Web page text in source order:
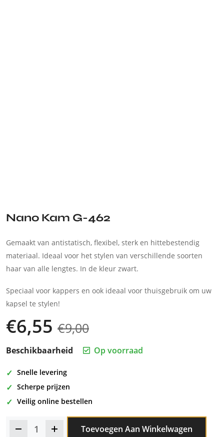
Nano Kam G-462
Gemaakt van antistatisch, flexibel, sterk en hittebestendig
materiaal. Ideaal voor het stylen van verschillende soorten
haar van alle lengtes. In de kleur zwart.
Speciaal voor kappers en ook ideaal voor thuisgebruik om uw
kapsel te stylen!
€6,55 €9,00
Beschikbaarheid Op voorraad
Snelle levering
Scherpe prijzen
Veilig online bestellen
Toevoegen Aan Winkelwagen